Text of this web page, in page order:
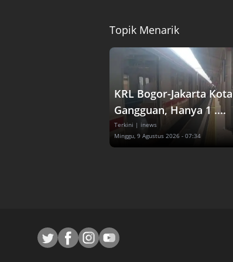
Topik Menarik
KRL Bogor-Jakarta Kota
Gangguan, Hanya 1 ....
Terkini | inews
Minggu, 9 Agustus 2026 - 07:34